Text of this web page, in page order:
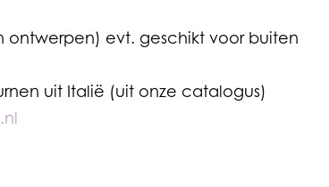
evt. geschikt voor buiten
uit Italië (uit onze catalogus)